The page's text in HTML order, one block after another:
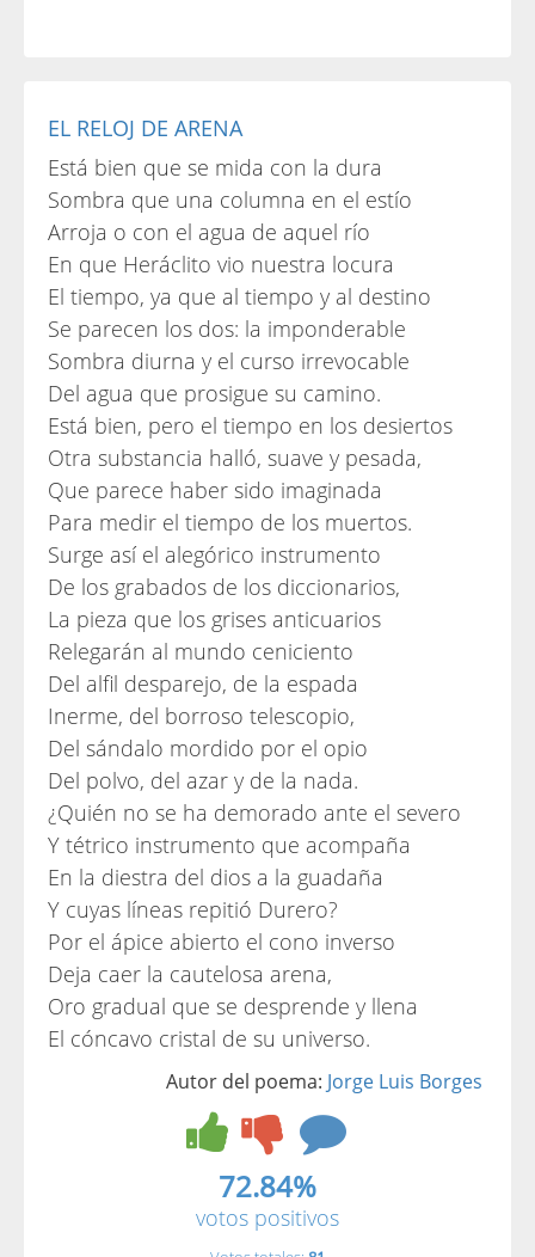
EL RELOJ DE ARENA
Está bien que se mida con la dura
Sombra que una columna en el estío
Arroja o con el agua de aquel río
En que Heráclito vio nuestra locura
El tiempo, ya que al tiempo y al destino
Se parecen los dos: la imponderable
Sombra diurna y el curso irrevocable
Del agua que prosigue su camino.
Está bien, pero el tiempo en los desiertos
Otra substancia halló, suave y pesada,
Que parece haber sido imaginada
Para medir el tiempo de los muertos.
Surge así el alegórico instrumento
De los grabados de los diccionarios,
La pieza que los grises anticuarios
Relegarán al mundo ceniciento
Del alfil desparejo, de la espada
Inerme, del borroso telescopio,
Del sándalo mordido por el opio
Del polvo, del azar y de la nada.
¿Quién no se ha demorado ante el severo
Y tétrico instrumento que acompaña
En la diestra del dios a la guadaña
Y cuyas líneas repitió Durero?
Por el ápice abierto el cono inverso
Deja caer la cautelosa arena,
Oro gradual que se desprende y llena
El cóncavo cristal de su universo.
Autor del poema: Jorge Luis Borges
72.84%
votos positivos